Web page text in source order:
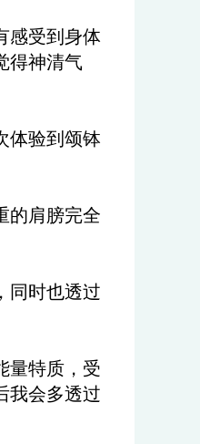
感受到身体
得神清气
体验到颂钵
的肩膀完全
同时也透过
量特质，受
我会多透过